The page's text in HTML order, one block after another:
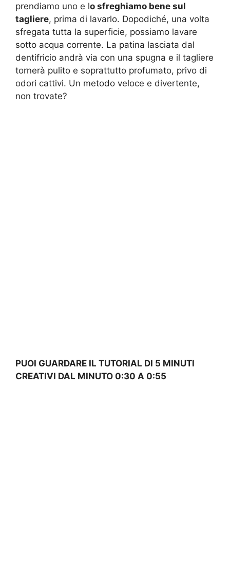
prendiamo uno e lo sfreghiamo bene sul
tagliere, prima di lavarlo. Dopodiché, una volta
sfregata tutta la superficie, possiamo lavare
sotto acqua corrente. La patina lasciata dal
dentifricio andrà via con una spugna e il tagliere
tornerà pulito e soprattutto profumato, privo di
odori cattivi. Un metodo veloce e divertente,
non trovate?
PUOI GUARDARE IL TUTORIAL DI 5 MINUTI
CREATIVI DAL MINUTO 0:30 A 0:55